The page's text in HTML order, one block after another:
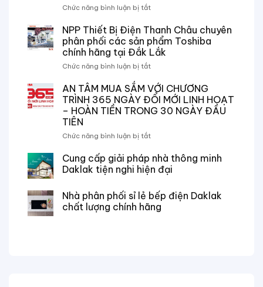
Chức năng bình luận bị tắtở
TRÌNH
KHUYẾN
MẠI
2025:
95
TRI
ÂN
–
95
ĐỔI
CÙNG
TOSHIBA
NPP Thiết Bị Điện Thanh Châu chuyên
phân phối các sản phẩm Toshiba
chính hãng tại Đắk Lắk
Chức năng bình luận bị tắtở
Thiết
Bị
Điện
Thanh
chuyên
phối
các
sản
Toshiba
chính
AN TÂM MUA SẮM VỚI CHƯƠNG
TRÌNH 365 NGÀY ĐỔI MỚI LINH HOẠT
– HOÀN TIỀN TRONG 30 NGÀY ĐẦU
TIÊN
Chức năng bình luận bị tắtở
TÂM
MUA
SẮM
CHƯƠNG
TRÌNH
Cung cấp giải pháp nhà thông minh
Daklak tiện nghi hiện đại
Nhà phân phối sỉ lẻ bếp điện Daklak
chất lượng chính hãng